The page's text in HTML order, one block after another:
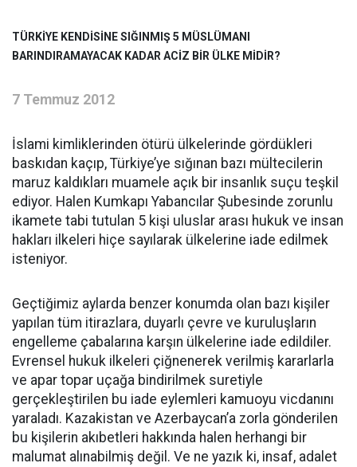
TÜRKİYE KENDİSİNE SIĞINMIŞ 5 MÜSLÜMANI
BARINDIRAMAYACAK KADAR ACİZ BİR ÜLKE MİDİR?
7 Temmuz 2012
İslami kimliklerinden ötürü ülkelerinde gördükleri
baskıdan kaçıp, Türkiye’ye sığınan bazı mültecilerin
maruz kaldıkları muamele açık bir insanlık suçu teşkil
ediyor. Halen Kumkapı Yabancılar Şubesinde zorunlu
ikamete tabi tutulan 5 kişi uluslar arası hukuk ve insan
hakları ilkeleri hiçe sayılarak ülkelerine iade edilmek
isteniyor.
Geçtiğimiz aylarda benzer konumda olan bazı kişiler
yapılan tüm itirazlara, duyarlı çevre ve kuruluşların
engelleme çabalarına karşın ülkelerine iade edildiler.
Evrensel hukuk ilkeleri çiğnenerek verilmiş kararlarla
ve apar topar uçağa bindirilmek suretiyle
gerçekleştirilen bu iade eylemleri kamuoyu vicdanını
yaraladı. Kazakistan ve Azerbaycan’a zorla gönderilen
bu kişilerin akıbetleri hakkında halen herhangi bir
malumat alınabilmiş değil. Ve ne yazık ki, insaf, adalet